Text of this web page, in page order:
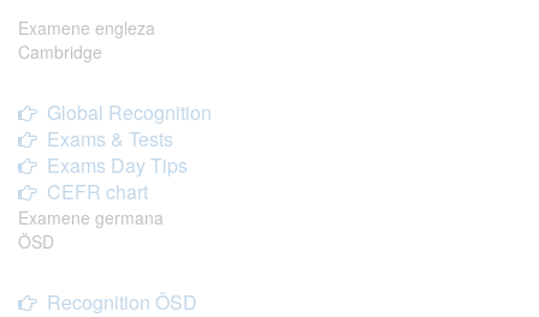
Examene engleza
Cambridge
Global Recognition
Exams & Tests
Exams Day Tips
CEFR chart
Examene germana
ÖSD
Recognition ÖSD